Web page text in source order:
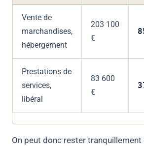
Vente de
marchandises,
hébergement
203 100
€
Prestations de
services,
libéral
83 600
€
On peut donc rester